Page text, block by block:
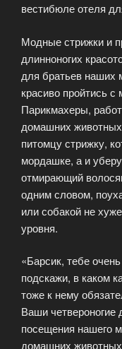
вестибюле отеля
Модные стрижки и
длинноногих
для братьев наших
красиво пройтись
Парикмахеры,
домашних
питомцу стрижку,
мордашке, а и
отмирающий
одним словом,
или собакой не
уровня.
«Барсик, тебе
подскажи, в каком
тоже к нему
Ваши четвероногие
посещения нашего
домашних